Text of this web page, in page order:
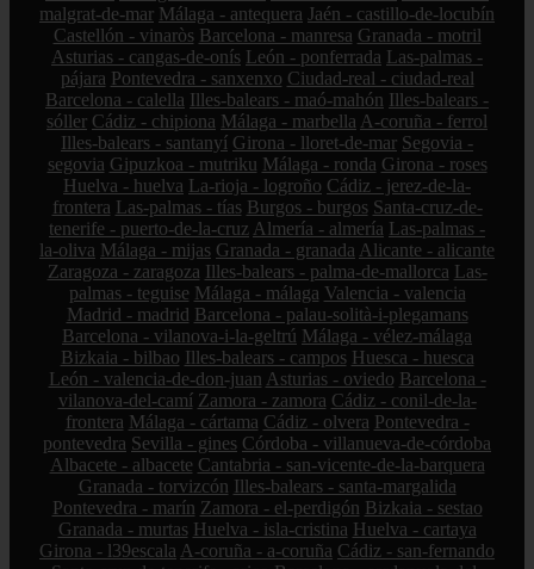
malgrat-de-mar Málaga - antequera Jaén - castillo-de-locubín
Castellón - vinaròs Barcelona - manresa Granada - motril
Asturias - cangas-de-onís León - ponferrada Las-palmas -
pájara Pontevedra - sanxenxo Ciudad-real - ciudad-real
Barcelona - calella Illes-balears - maó-mahón Illes-balears -
sóller Cádiz - chipiona Málaga - marbella A-coruña - ferrol
Illes-balears - santanyí Girona - lloret-de-mar Segovia -
segovia Gipuzkoa - mutriku Málaga - ronda Girona - roses
Huelva - huelva La-rioja - logroño Cádiz - jerez-de-la-
frontera Las-palmas - tías Burgos - burgos Santa-cruz-de-
tenerife - puerto-de-la-cruz Almería - almería Las-palmas -
la-oliva Málaga - mijas Granada - granada Alicante - alicante
Zaragoza - zaragoza Illes-balears - palma-de-mallorca Las-
palmas - teguise Málaga - málaga Valencia - valencia
Madrid - madrid Barcelona - palau-solità-i-plegamans
Barcelona - vilanova-i-la-geltrú Málaga - vélez-málaga
Bizkaia - bilbao Illes-balears - campos Huesca - huesca
León - valencia-de-don-juan Asturias - oviedo Barcelona -
vilanova-del-camí Zamora - zamora Cádiz - conil-de-la-
frontera Málaga - cártama Cádiz - olvera Pontevedra -
pontevedra Sevilla - gines Córdoba - villanueva-de-córdoba
Albacete - albacete Cantabria - san-vicente-de-la-barquera
Granada - torvizcón Illes-balears - santa-margalida
Pontevedra - marín Zamora - el-perdigón Bizkaia - sestao
Granada - murtas Huelva - isla-cristina Huelva - cartaya
Girona - l39escala A-coruña - a-coruña Cádiz - san-fernando